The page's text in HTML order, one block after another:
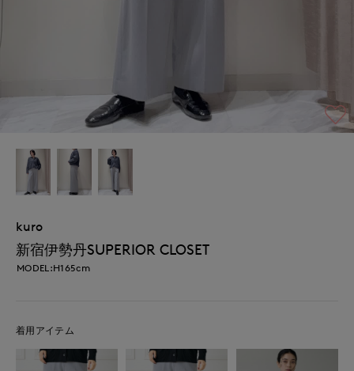
kuro
新宿伊勢丹SUPERIOR CLOSET
MODEL:H165cm
着用アイテム